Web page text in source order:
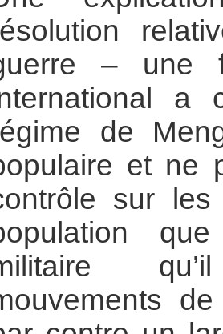
– une
de
et ne
sur